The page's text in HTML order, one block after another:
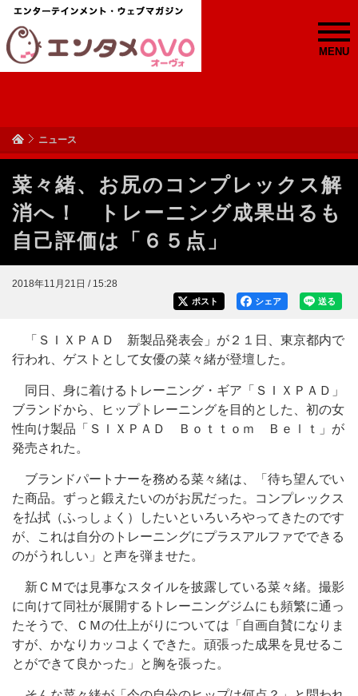
MENU
ニュース
菜々緒、お尻のコンプレックス解
消へ！ トレーニング成果出るも
自己評価は「６５点」
2018年11月21日 / 15:28
送る
シェア
ポスト
「ＳＩＸＰＡＤ 新製品発表会」が２１日、東京都内で
行われ、ゲストとして女優の菜々緒が登壇した。
同日、身に着けるトレーニング・ギア「ＳＩＸＰＡＤ」
ブランドから、ヒップトレーニングを目的とした、初の女
性向け製品「ＳＩＸＰＡＤ Ｂｏｔｔｏｍ Ｂｅｌｔ」が
発売された。
ブランドパートナーを務める菜々緒は、「待ち望んでい
た商品。ずっと鍛えたいのがお尻だった。コンプレックス
を払拭（ふっしょく）したいといろいろやってきたのです
が、これは自分のトレーニングにプラスアルファでできる
のがうれしい」と声を弾ませた。
新ＣＭでは見事なスタイルを披露している菜々緒。撮影
に向けて同社が展開するトレーニングジムにも頻繁に通っ
たそうで、ＣＭの仕上がりについては「自画自賛になりま
すが、かなりカッコよくできた。頑張った成果を見せるこ
とができて良かった」と胸を張った。